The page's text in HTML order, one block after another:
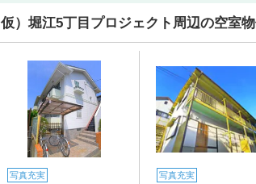
仮）堀江5丁目プロジェクト周辺の空室
写真充実 写真充実